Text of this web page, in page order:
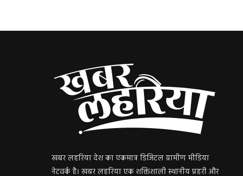
खबर लहरिया देश का एकमात्र डिजिटल ग्रामीण मीडिया
नेटवर्क है। खबर लहरिया एक शक्तिशाली स्थानीय प्रहरी और